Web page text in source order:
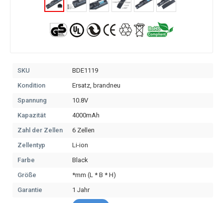
SKU
BDE1119
Kondition
Ersatz, brandneu
Spannung
10.8V
Kapazität
4000mAh
Zahl der Zellen
6 Zellen
Zellentyp
Li-ion
Farbe
Black
Größe
*mm (L * B * H)
Garantie
1 Jahr